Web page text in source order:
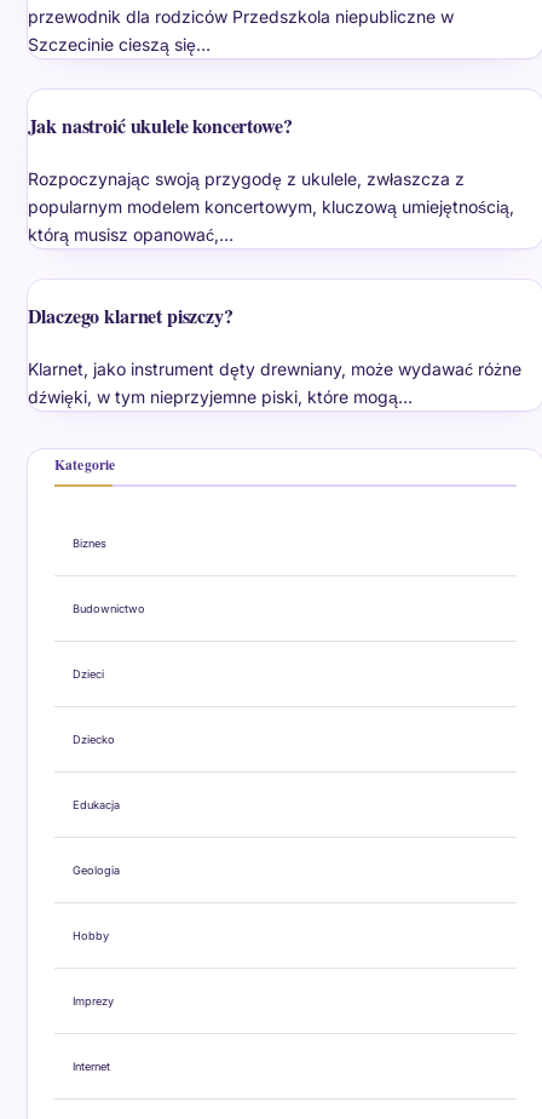
przewodnik dla rodziców Przedszkola niepubliczne w
Szczecinie cieszą się…
Jak nastroić ukulele koncertowe?
Rozpoczynając swoją przygodę z ukulele, zwłaszcza z
popularnym modelem koncertowym, kluczową umiejętnością,
którą musisz opanować,…
Dlaczego klarnet piszczy?
Klarnet, jako instrument dęty drewniany, może wydawać różne
dźwięki, w tym nieprzyjemne piski, które mogą…
Kategorie
Biznes
Budownictwo
Dzieci
Dziecko
Edukacja
Geologia
Hobby
Imprezy
Internet